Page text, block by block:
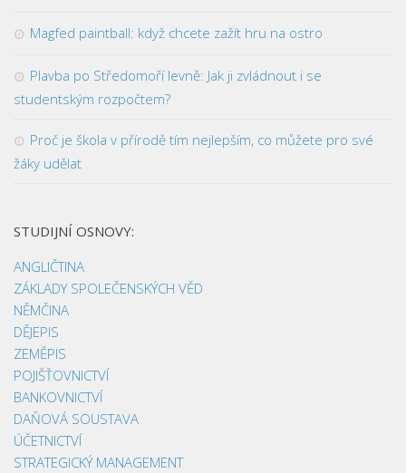
Magfed paintball: když chcete zažít hru na ostro
Plavba po Středomoří levně: Jak ji zvládnout i se
studentským rozpočtem?
Proč je škola v přírodě tím nejlepším, co můžete pro své
žáky udělat
STUDIJNÍ OSNOVY:
ANGLIČTINA
ZÁKLADY SPOLEČENSKÝCH VĚD
NĚMČINA
DĚJEPIS
ZEMĚPIS
POJIŠŤOVNICTVÍ
BANKOVNICTVÍ
DAŇOVÁ SOUSTAVA
ÚČETNICTVÍ
STRATEGICKÝ MANAGEMENT